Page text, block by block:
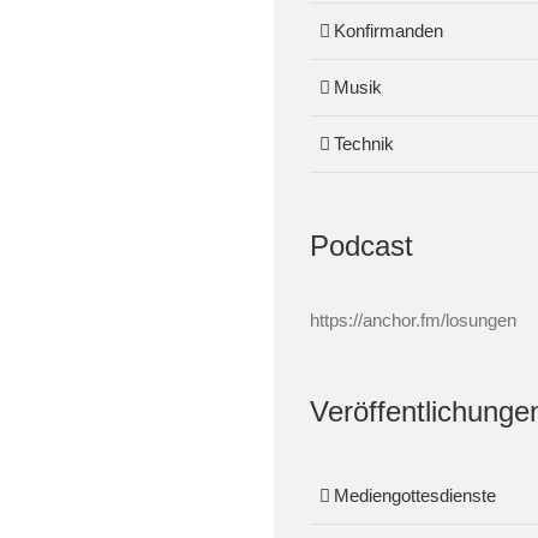
Konfirmanden
Musik
Technik
Podcast
https://anchor.fm/losungen
Mediengottesdienste